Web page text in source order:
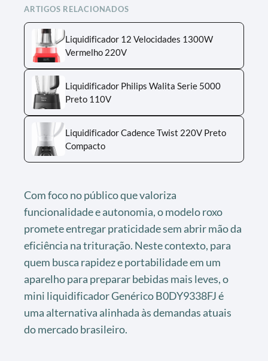
ARTIGOS RELACIONADOS
Liquidificador 12 Velocidades 1300W
Vermelho 220V
Liquidificador Philips Walita Serie 5000
Preto 110V
Liquidificador Cadence Twist 220V Preto
Compacto
Com foco no público que valoriza
funcionalidade e autonomia, o modelo roxo
promete entregar praticidade sem abrir mão da
eficiência na trituração. Neste contexto, para
quem busca rapidez e portabilidade em um
aparelho para preparar bebidas mais leves, o
mini liquidificador Genérico B0DY9338FJ é
uma alternativa alinhada às demandas atuais
do mercado brasileiro.